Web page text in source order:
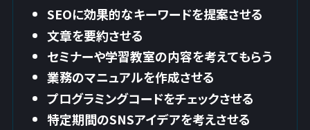
SEOに効果的なキーワードを提案させる
文章を要約させる
セミナーや学習教室の内容を考えてもらう
業務のマニュアルを作成させる
プログラミングコードをチェックさせる
特定期間のSNSアイデアを考えさせる